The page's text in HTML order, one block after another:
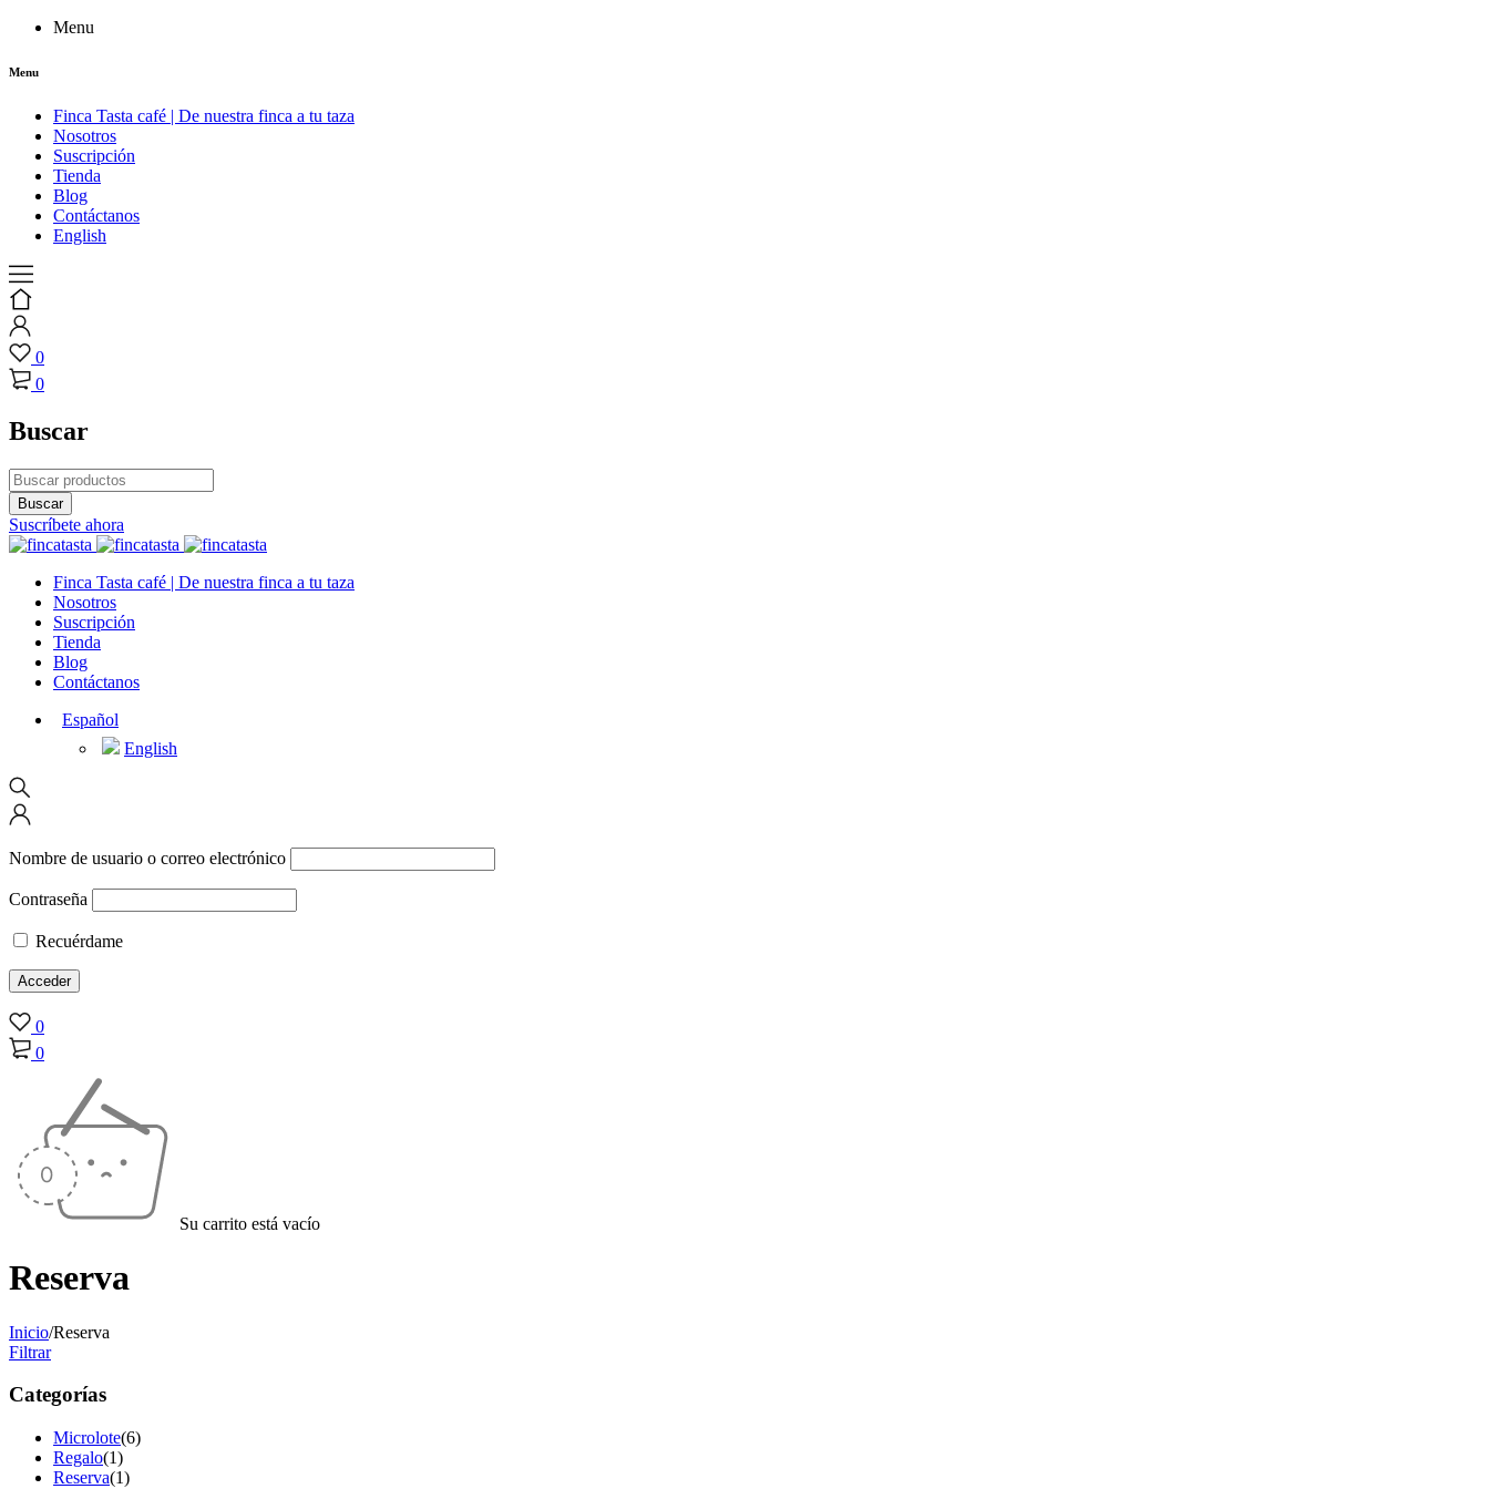
Menu
Menu
Finca Tasta café | De nuestra finca a tu taza
Nosotros
Suscripción
Tienda
Blog
Contáctanos
English
0
0
Buscar
Suscríbete ahora
Finca Tasta café | De nuestra finca a tu taza
Nosotros
Suscripción
Tienda
Blog
Contáctanos
Español
English
Nombre de usuario o correo electrónico
Contraseña
Recuérdame
0
0
Su carrito está vacío
Reserva
Inicio/Reserva
Filtrar
Categorías
Microlote(6)
Regalo(1)
Reserva(1)